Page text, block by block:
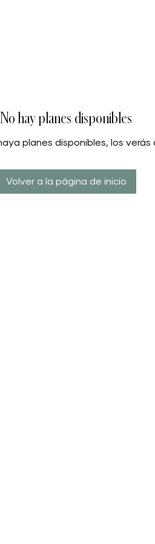
No hay planes disponibles
planes disponibles, los verás
Volver a la página de inicio